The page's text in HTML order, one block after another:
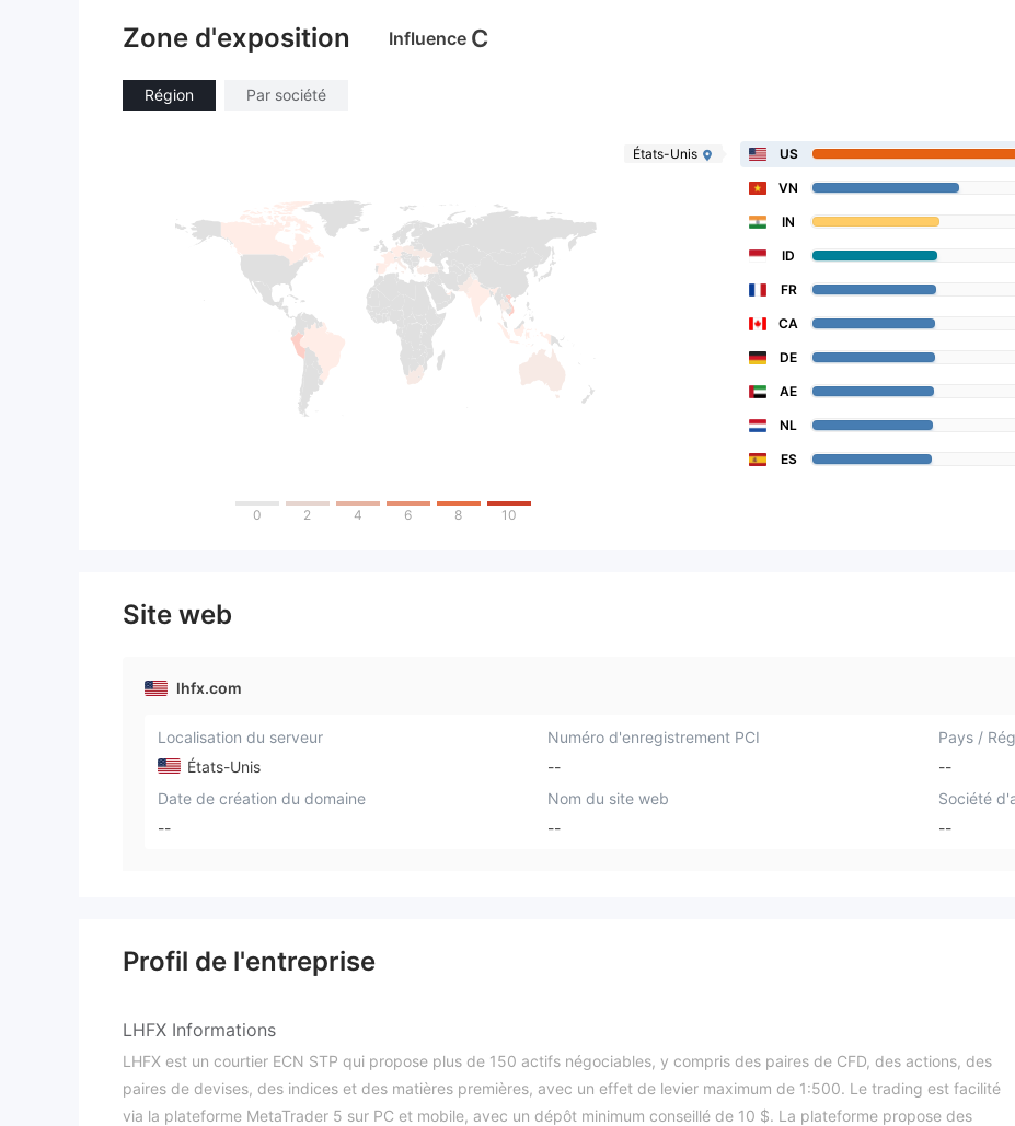
Zone d'exposition Influence C
Région Par société
0 2 4 6 8 10
États-Unis US
VN
IN
ID
FR
CA
DE
AE
NL
ES
Site web
lhfx.com
Localisation du serveur
États-Unis
Numéro d'enregistrement PCI
--
Pays /
--
Date de création du domaine
--
Nom du site web
--
Société
--
Profil de l'entreprise
LHFX Informations
LHFX est un courtier ECN STP qui propose plus de 150 actifs négociables, y compris des paires de CFD, des actions, des
paires de devises, des indices et des matières premières, avec un effet de levier maximum de 1:500. Le trading est facilité
via la plateforme MetaTrader 5 sur PC et mobile, avec un dépôt minimum conseillé de 10 $. La plateforme propose des